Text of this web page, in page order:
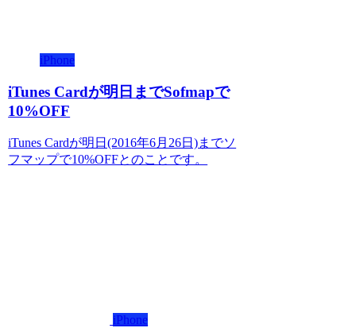
iPhone
iTunes Cardが明日までSofmapで
10%OFF
iTunes Cardが明日(2016年6月26日)までソ
フマップで10%OFFとのことです。
iPhone